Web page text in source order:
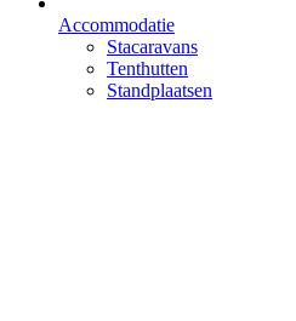
Accommodatie
Stacaravans
Tenthutten
Standplaatsen